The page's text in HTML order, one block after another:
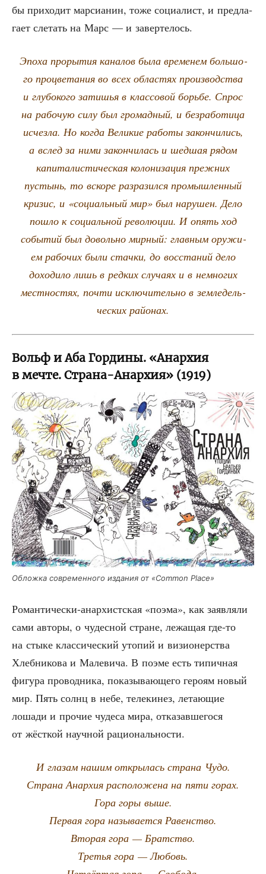
бы при­хо­дит мар­си­а­нин, тоже соци­а­лист, и пред­ла­
га­ет сле­тать на Марс — и завертелось.
Эпо­ха про­ры­тия кана­лов была вре­ме­нем боль­шо­
го про­цве­та­ния во всех обла­стях про­из­вод­ства
и глу­бо­ко­го зати­шья в клас­со­вой борь­бе. Спрос
на рабо­чую силу был гро­мад­ный, и без­ра­бо­ти­ца
исчез­ла. Но когда Вели­кие рабо­ты закон­чи­лись,
а вслед за ними закон­чи­лась и шед­шая рядом
капи­та­ли­сти­че­ская коло­ни­за­ция преж­них
пустынь, то вско­ре раз­ра­зил­ся про­мыш­лен­ный
кри­зис, и «соци­аль­ный мир» был нару­шен. Дело
пошло к соци­аль­ной рево­лю­ции. И опять ход
собы­тий был доволь­но мир­ный: глав­ным ору­жи­
ем рабо­чих были стач­ки, до вос­ста­ний дело
дохо­ди­ло лишь в ред­ких слу­ча­ях и в немно­гих
мест­но­стях, почти исклю­чи­тель­но в зем­ле­дель­
че­ских районах.
Вольф и Аба Гордины. «Анархия
в мечте. Страна-Анархия» (1919)
Облож­ка совре­мен­но­го изда­ния от «Common Place»
Роман­ти­че­ски-анар­хист­ская «поэ­ма», как заяв­ля­ли
сами авто­ры, о чудес­ной стране, лежа­щая где-то
на сты­ке клас­си­че­ский уто­пий и визи­о­нер­ства
Хлеб­ни­ко­ва и Мале­ви­ча. В поэ­ме есть типич­ная
фигу­ра про­вод­ни­ка, пока­зы­ва­ю­ще­го геро­ям новый
мир. Пять солнц в небе, теле­ки­нез, лета­ю­щие
лоша­ди и про­чие чуде­са мира, отка­зав­ше­го­ся
от жёст­кой науч­ной рациональности.
И гла­зам нашим откры­лась стра­на Чудо.
Стра­на Анар­хия рас­по­ло­же­на на пяти горах.
Гора горы выше.
Пер­вая гора назы­ва­ет­ся Равенство.
Вто­рая гора — Братство.
Тре­тья гора — Любовь.